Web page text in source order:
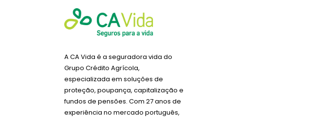
A CA Vida é a seguradora vida do
Grupo Crédito Agrícola,
especializada em soluções de
proteção, poupança, capitalização e
fundos de pensões. Com 27 anos de
experiência no mercado português,